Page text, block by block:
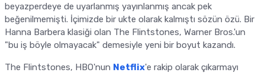
beyazperdeye de uyarlanmış yayınlanmış ancak pek
beğenilmemişti. İçimizde bir ukte olarak kalmıştı sözün özü. Bir
Hanna Barbera klasiği olan The Flintstones, Warner Bros.'un
"bu iş böyle olmayacak" demesiyle yeni bir boyut kazandı.
The Flintstones, HBO'nun Netflix'e rakip olarak çıkarmayı